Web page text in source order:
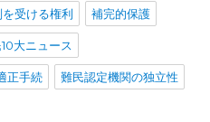
を受ける権利 補完的保護
大ニュース
正手続 難民認定機関の独立性